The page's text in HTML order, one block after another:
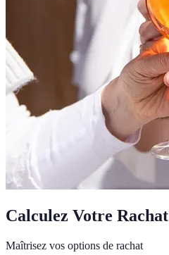
Calculez Votre Rachat
Maîtrisez vos options de rachat